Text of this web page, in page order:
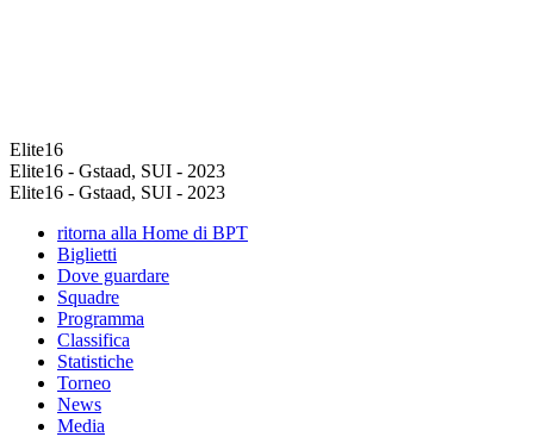
Elite16
Elite16 - Gstaad, SUI - 2023
Elite16 - Gstaad, SUI - 2023
ritorna alla Home di BPT
Biglietti
Dove guardare
Squadre
Programma
Classifica
Statistiche
Torneo
News
Media